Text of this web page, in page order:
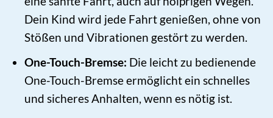
Dein Kind wird jede Fahrt genießen, ohne von
Stößen und Vibrationen gestört zu werden.
One-Touch-Bremse: Die leicht zu bedienende
One-Touch-Bremse ermöglicht ein schnelles
und sicheres Anhalten, wenn es nötig ist.